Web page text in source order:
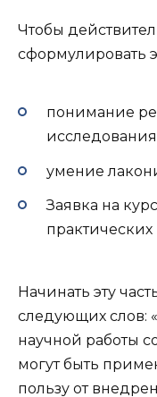
Чтобы
сформулировать
понимание
умение
Заявка на
практических
Начинать эту
следующих слов:
научной работы
могут быть
пользу от